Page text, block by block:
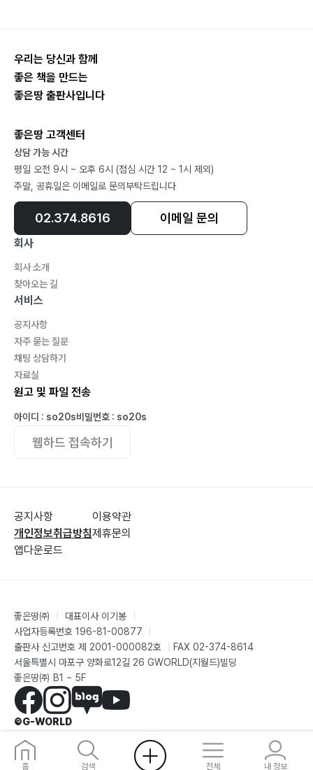
우리는 당신과 함께
좋은 책을 만드는
좋은땅 출판사입니다
좋은땅 고객센터
상담 가능 시간
평일 오전 9시 ~ 오후 6시 (점심 시간 12 ~ 1시 제외)
주말, 공휴일은 이메일로 문의부탁드립니다
02.374.8616 이메일 문의
회사
회사 소개
찾아오는 길
서비스
공지사항
자주 묻는 질문
채팅 상담하기
자료실
원고 및 파일 전송
아이디 : so20s비밀번호 : so20s
웹하드 접속하기
공지사항
개인정보취급방침
앱다운로드
이용약관
제휴문의
좋은땅㈜ 대표이사 이기봉
사업자등록번호 196-81-00877
출판사 신고번호 제 2001-000082호
FAX 02-374-8614
서울특별시 마포구 양화로12길 26 GWORLD(지월드)빌딩
좋은땅㈜ B1 ~ 5F
©G-WORLD
홈 검색 전체 내 정보